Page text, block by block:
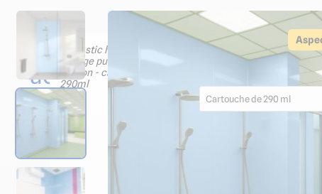
Les
accessoires
indispensables
Mastic hybride pour
finition - cartouche de
Cartouche de 290 ml
Prévoir 3 cartouches de